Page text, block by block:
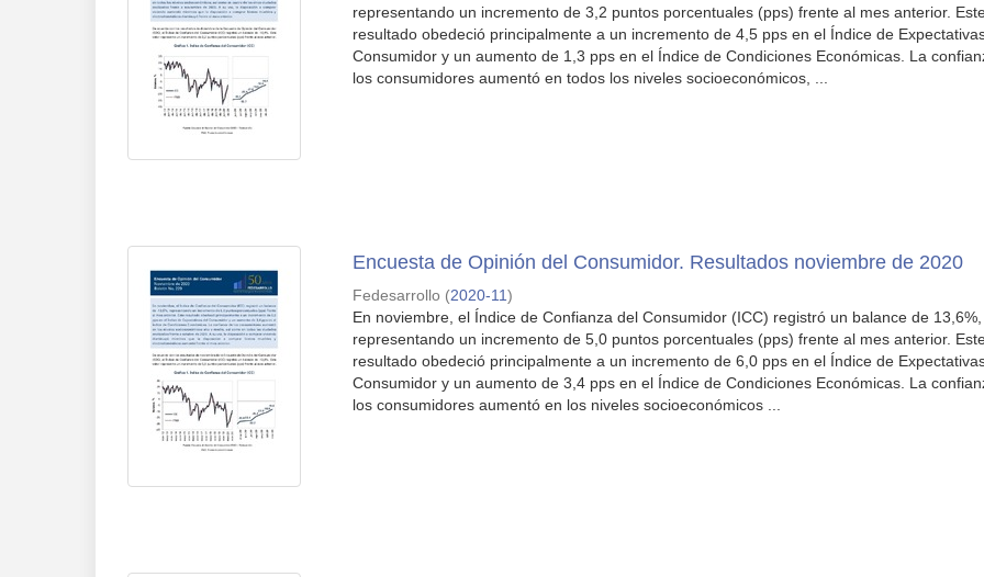
representando un incremento de 3,2 puntos porcentuales (pps) frente al mes anterior.
resultado obedeció principalmente a un incremento de 4,5 pps en el Índice de
Consumidor y un aumento de 1,3 pps en el Índice de Condiciones Económicas. La
los consumidores aumentó en todos los niveles socioeconómicos, ...
Encuesta de Opinión del Consumidor. Resultados noviembre de 2020
Fedesarrollo (2020-11)
En noviembre, el Índice de Confianza del Consumidor (ICC) registró un balance de 13,6%,
representando un incremento de 5,0 puntos porcentuales (pps) frente al mes anterior.
resultado obedeció principalmente a un incremento de 6,0 pps en el Índice de
Consumidor y un aumento de 3,4 pps en el Índice de Condiciones Económicas. La
los consumidores aumentó en los niveles socioeconómicos ...